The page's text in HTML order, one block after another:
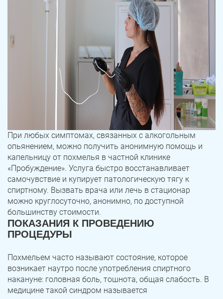
При любых симптомах, связанных с алкогольным
опьянением, можно получить анонимную помощь и
капельницу от похмелья в частной клинике
«Пробуждение». Услуга быстро восстанавливает
самочувствие и купирует патологическую тягу к
спиртному. Вызвать врача или лечь в стационар
можно круглосуточно, анонимно, по доступной
большинству стоимости.
ПОКАЗАНИЯ К ПРОВЕДЕНИЮ
ПРОЦЕДУРЫ
Похмельем часто называют состояние, которое
возникает наутро после употребления спиртного
накануне: головная боль, тошнота, общая слабость. В
медицине такой синдром называется